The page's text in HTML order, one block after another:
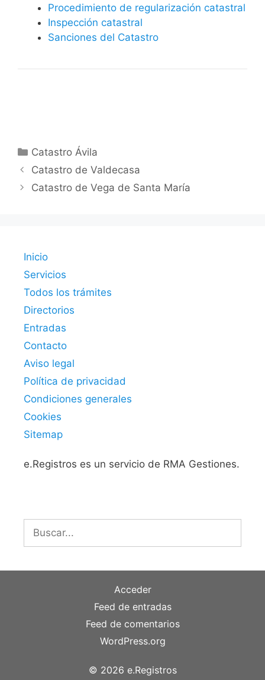
Procedimiento de regularización catastral
Inspección catastral
Sanciones del Catastro
Categorías
Catastro Ávila
Catastro de Valdecasa
Catastro de Vega de Santa María
Inicio
Servicios
Todos los trámites
Directorios
Entradas
Contacto
Aviso legal
Política de privacidad
Condiciones generales
Cookies
Sitemap
e.Registros es un servicio de RMA Gestiones.
Acceder
Feed de entradas
Feed de comentarios
WordPress.org
© 2026 e.Registros